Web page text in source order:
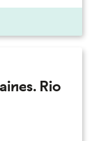
Rio